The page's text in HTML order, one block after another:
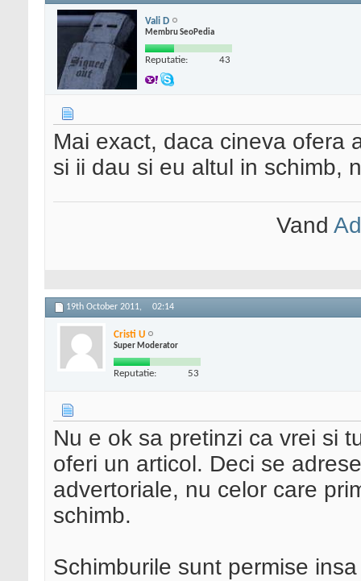
Vali D
Membru SeoPedia
Reputatie: 43
Mai exact, daca cineva ofera
si ii dau si eu altul in schimb,
Vand
19th October 2011, 02:14
Cristi U
Super Moderator
Reputatie: 53
Nu e ok sa pretinzi ca vrei si
oferi un articol. Deci se
advertoriale, nu celor care
schimb.
Schimburile sunt permise